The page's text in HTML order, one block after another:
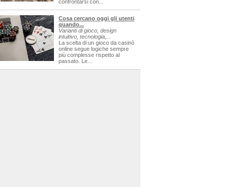
confrontarsi con...
Cosa cercano oggi gli utenti
quando...
Varianti di gioco, design
intuitivo, tecnologia,...
La scelta di un gioco da casinò
online segue logiche sempre
più complesse rispetto al
passato. Le...